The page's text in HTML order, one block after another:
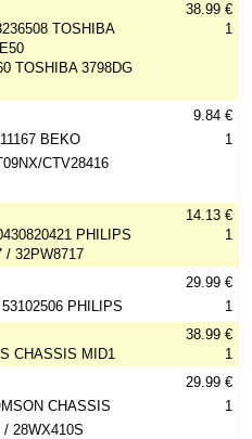
TOSHIBA
TOSHIBA 3798DG
38.99 €
1
BEKO
CTV28416
9.84 €
1
PHILIPS
/ 32PW8717
14.13 €
1
PHILIPS
29.99 €
1
CHASSIS MID1
38.99 €
1
CHASSIS
/ 28WX410S
29.99 €
1